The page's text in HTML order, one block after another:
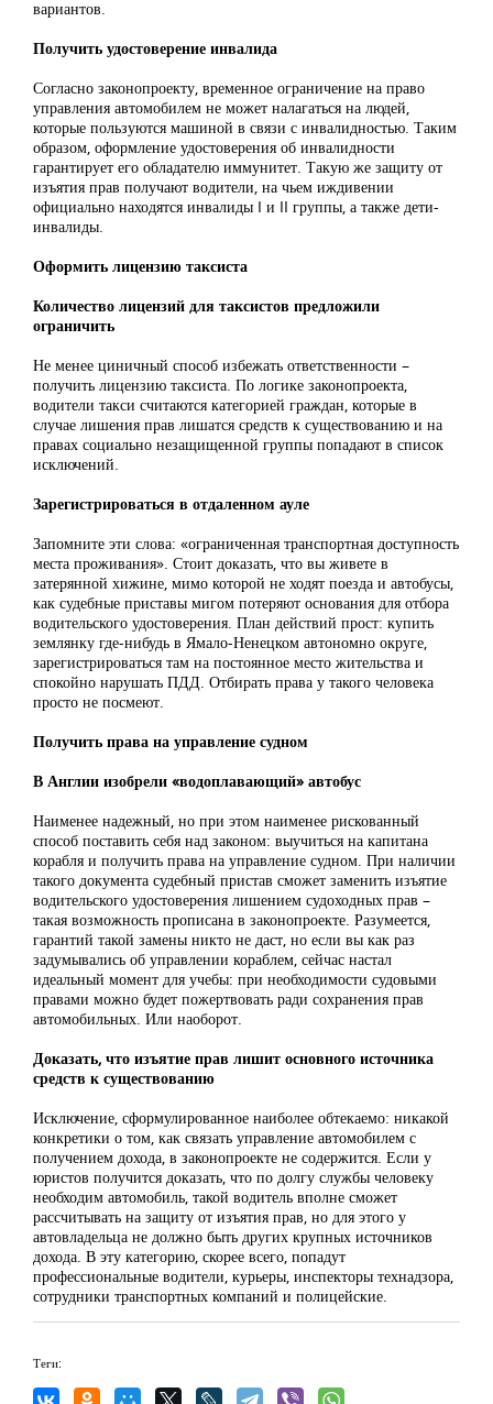
вариантов.
Получить удостоверение инвалида
Согласно законопроекту, временное ограничение на право
управления автомобилем не может налагаться на людей,
которые пользуются машиной в связи с инвалидностью. Таким
образом, оформление удостоверения об инвалидности
гарантирует его обладателю иммунитет. Такую же защиту от
изъятия прав получают водители, на чьем иждивении
официально находятся инвалиды I и II группы, а также дети-
инвалиды.
Оформить лицензию таксиста
Количество лицензий для таксистов предложили
ограничить
Не менее циничный способ избежать ответственности –
получить лицензию таксиста. По логике законопроекта,
водители такси считаются категорией граждан, которые в
случае лишения прав лишатся средств к существованию и на
правах социально незащищенной группы попадают в список
исключений.
Зарегистрироваться в отдаленном ауле
Запомните эти слова: «ограниченная транспортная доступность
места проживания». Стоит доказать, что вы живете в
затерянной хижине, мимо которой не ходят поезда и автобусы,
как судебные приставы мигом потеряют основания для отбора
водительского удостоверения. План действий прост: купить
землянку где-нибудь в Ямало-Ненецком автономно округе,
зарегистрироваться там на постоянное место жительства и
спокойно нарушать ПДД. Отбирать права у такого человека
просто не посмеют.
Получить права на управление судном
В Англии изобрели «водоплавающий» автобус
Наименее надежный, но при этом наименее рискованный
способ поставить себя над законом: выучиться на капитана
корабля и получить права на управление судном. При наличии
такого документа судебный пристав сможет заменить изъятие
водительского удостоверения лишением судоходных прав –
такая возможность прописана в законопроекте. Разумеется,
гарантий такой замены никто не даст, но если вы как раз
задумывались об управлении кораблем, сейчас настал
идеальный момент для учебы: при необходимости судовыми
правами можно будет пожертвовать ради сохранения прав
автомобильных. Или наоборот.
Доказать, что изъятие прав лишит основного источника
средств к существованию
Исключение, сформулированное наиболее обтекаемо: никакой
конкретики о том, как связать управление автомобилем с
получением дохода, в законопроекте не содержится. Если у
юристов получится доказать, что по долгу службы человеку
необходим автомобиль, такой водитель вполне сможет
рассчитывать на защиту от изъятия прав, но для этого у
автовладельца не должно быть других крупных источников
дохода. В эту категорию, скорее всего, попадут
профессиональные водители, курьеры, инспекторы технадзора,
сотрудники транспортных компаний и полицейские.
Теги: